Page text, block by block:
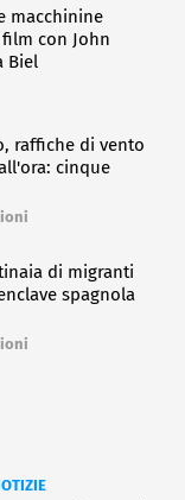
macchinine
con John
Biel
raffiche di vento
cinque
di migranti
spagnola